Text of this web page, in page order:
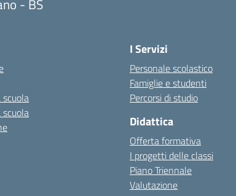
- BS
I Servizi
Personale scolastico
Famiglie e studenti
Percorsi di studio
Didattica
Offerta formativa
I progetti delle classi
Piano Triennale
Valutazione